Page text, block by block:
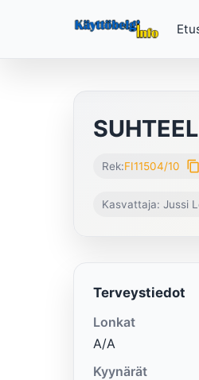
Rek:FI11504/10 content_copy
Kasvattaja: Jussi
Terveystiedot
Lonkat
A/A
Kyynärät